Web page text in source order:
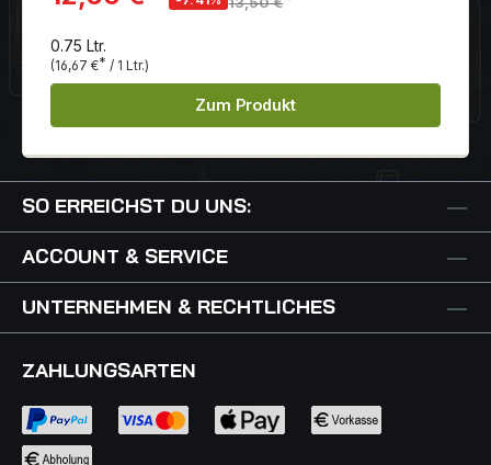
mit einem trockenen und weichen, intensiven und
zu gegrilltem Fisch! lagerungsfähig bis (mind.): 2029
optimal trinkreif: jetzt schon trinkbar: sehr gut vorher
öffnen: nein Herstellung: 3 bis 4 Monate bleibt diese
Spätlese in Edelstahltanks, ehe sie ihren eleganten
Nazionale Vini Pramaggiore: Goldmedaille 2013 (Jg.
2012)
0.75 Ltr.
(16,67 €* / 1 Ltr.)
Zum Produkt
SO ERREICHST DU UNS:
ACCOUNT & SERVICE
UNTERNEHMEN & RECHTLICHES
ZAHLUNGSARTEN